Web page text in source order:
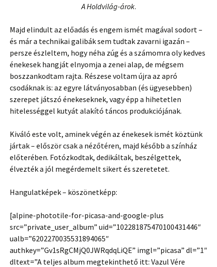
A Holdvilág-árok.
Majd elindult az előadás és engem ismét magával sodort –
és már a technikai galibák sem tudtak zavarni igazán –
persze észleltem, hogy néha zúg és a számomra oly kedves
énekesek hangját elnyomja a zenei alap, de mégsem
boszzankodtam rajta. Részese voltam újra az apró
csodáknak is: az egyre látványosabban (és ügyesebben)
szerepet játszó énekeseknek, vagy épp a hihetetlen
hitelességgel kutyát alakító táncos produkciójának.
Kiváló este volt, aminek végén az énekesek ismét köztünk
jártak – először csak a nézőtéren, majd később a színház
előterében. Fotózkodtak, dedikáltak, beszélgettek,
élvezték a jól megérdemelt sikert és szeretetet.
Hangulatképek – köszönetképp:
[alpine-phototile-for-picasa-and-google-plus
src=”private_user_album” uid=”102281875470100431446″
ualb=”6202270035531894065″
authkey=”Gv1sRgCMjQ0JWRqdqLiQE” imgl=”picasa” dl=”1″
dltext=”A teljes album megtekinthető itt: Vazul Vére